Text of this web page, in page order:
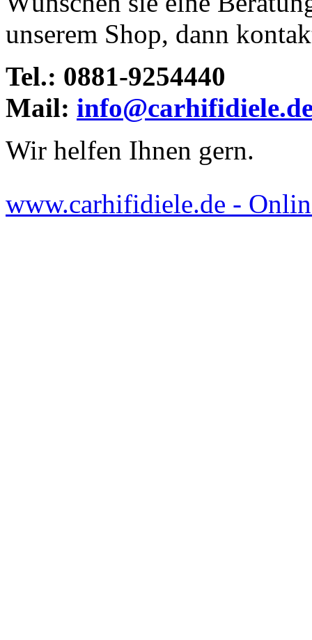
unserem Shop, dann
Tel.: 0881-9254440
Mail:
Wir helfen Ihnen gern.
www.carhifidiele.de -